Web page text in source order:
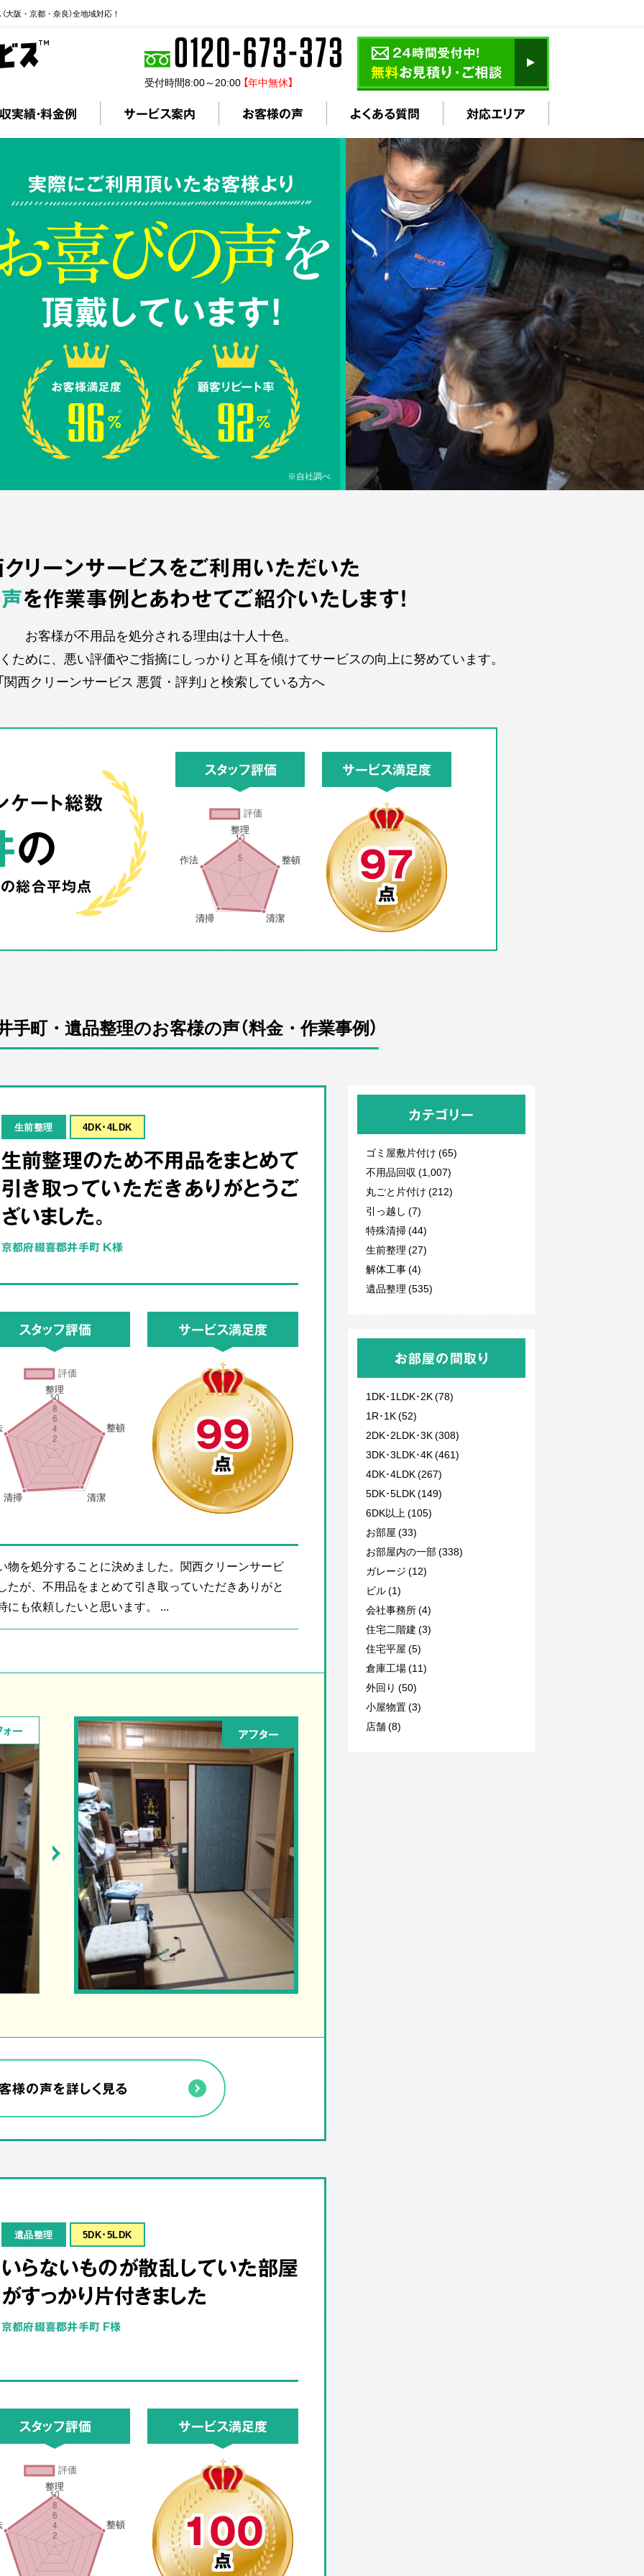
阪・京都・奈良）全地域対応！
受付時間8:00～20:00 【年中無休】
実績・料金例 サービス案内 お客様の声 よくある質問 対応エリア
実際にご利用頂いたお客様より
頂戴しています!
※自社調べ
リーンサービスをご利用いただいた
を作業事例とあわせてご紹介いたします！
お客様が不用品を処分される理由は十人十色。
ために、悪い評価やご指摘にしっかりと耳を傾けてサービスの向上に努めています。
関西クリーンサービス 悪質・評判」と検索している方へ
ケート総数
の
総合平均点
スタッフ評価 サービス満足度
97
点
手町・遺品整理のお客様の声（料金・作業事例）
生前整理 4DK･4LDK
生前整理のため不用品をまとめて
引き取っていただきありがとうご
ざいました。
京都府綴喜郡井手町 K様
スタッフ評価 サービス満足度
99
点
物を処分することに決めました。関西クリーンサービ
が、不用品をまとめて引き取っていただきありがと
も依頼したいと思います。 ...
ォー アフター
様の声を詳しく見る
遺品整理 5DK･5LDK
いらないものが散乱していた部屋
がすっかり片付きました
京都府綴喜郡井手町 F様
スタッフ評価 サービス満足度
100
点
カテゴリー
ゴミ屋敷片付け (65)
不用品回収 (1,007)
丸ごと片付け (212)
引っ越し (7)
特殊清掃 (44)
生前整理 (27)
解体工事 (4)
遺品整理 (535)
お部屋の間取り
1DK･1LDK･2K (78)
1R･1K (52)
2DK･2LDK･3K (308)
3DK･3LDK･4K (461)
4DK･4LDK (267)
5DK･5LDK (149)
6DK以上 (105)
お部屋 (33)
お部屋内の一部 (338)
ガレージ (12)
ビル (1)
会社事務所 (4)
住宅二階建 (3)
住宅平屋 (5)
倉庫工場 (11)
外回り (50)
小屋物置 (3)
店舗 (8)